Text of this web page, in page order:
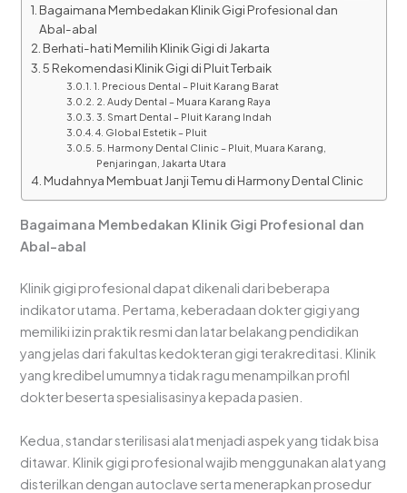
Bagaimana Membedakan Klinik Gigi Profesional dan
Abal-abal
Berhati-hati Memilih Klinik Gigi di Jakarta
5 Rekomendasi Klinik Gigi di Pluit Terbaik
1. Precious Dental – Pluit Karang Barat
2. Audy Dental – Muara Karang Raya
3. Smart Dental – Pluit Karang Indah
4. Global Estetik – Pluit
5. Harmony Dental Clinic – Pluit, Muara Karang,
Penjaringan, Jakarta Utara
Mudahnya Membuat Janji Temu di Harmony Dental Clinic
Bagaimana Membedakan Klinik Gigi Profesional dan
Abal-abal
Klinik gigi profesional dapat dikenali dari beberapa
indikator utama. Pertama, keberadaan dokter gigi yang
memiliki izin praktik resmi dan latar belakang pendidikan
yang jelas dari fakultas kedokteran gigi terakreditasi. Klinik
yang kredibel umumnya tidak ragu menampilkan profil
dokter beserta spesialisasinya kepada pasien.
Kedua, standar sterilisasi alat menjadi aspek yang tidak bisa
ditawar. Klinik gigi profesional wajib menggunakan alat yang
disterilkan dengan autoclave serta menerapkan prosedur